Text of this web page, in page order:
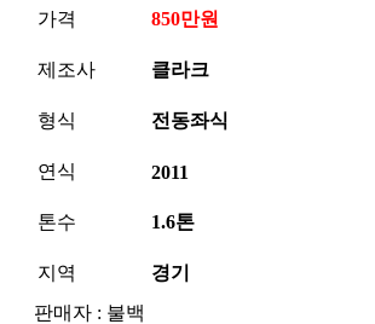
가격 850만원
제조사 클라크
형식 전동좌식
연식 2011
톤수 1.6톤
지역
경기
판매자 : 불백